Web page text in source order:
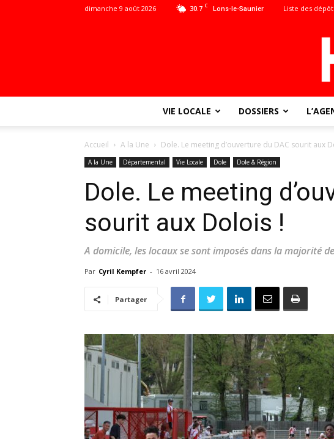
30.7 C Lons-le-Saunier
dimanche 9 août 2026 Liste des
VIE LOCALE DOSSIERS
Accueil A la Une Dole. Le meeting d’ouverture du DAC sourit aux
A la Une Départemental Vie Locale Dole Dole & Région
Dole. Le meeting
sourit aux Dolois !
A domicile, les locaux se sont imposés dans la majorité
Par Cyril Kempfer - 16 avril 2024
Partager